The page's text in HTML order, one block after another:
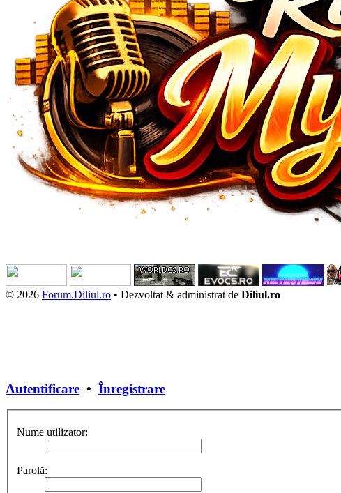
© 2026 Forum.Diliul.ro • Dezvoltat & administrat de Diliul.ro
Autentificare • Înregistrare
Nume utilizator:
Parolă: